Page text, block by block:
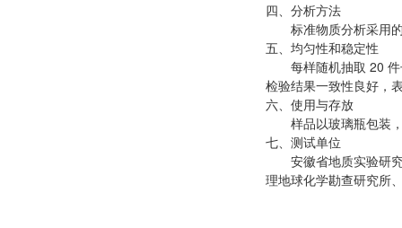
四、分析方法
标准物质分析采用的
五、均匀性和稳定性
每样随机抽取 20
检验结果一致性良好，
六、使用与存放
样品以玻璃瓶包装，
七、测试单位
安徽省地质实验研究
理地球化学勘查研究所